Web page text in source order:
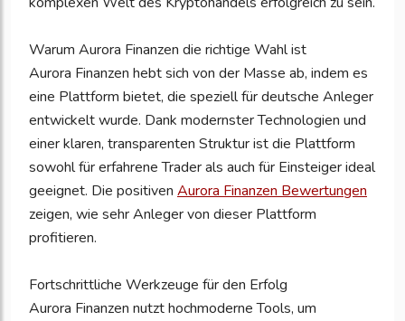
Warum Aurora Finanzen die richtige Wahl ist
Aurora Finanzen hebt sich von der Masse ab, indem es
eine Plattform bietet, die speziell für deutsche Anleger
entwickelt wurde. Dank modernster Technologien und
einer klaren, transparenten Struktur ist die Plattform
sowohl für erfahrene Trader als auch für Einsteiger ideal
geeignet. Die positiven Aurora Finanzen Bewertungen
zeigen, wie sehr Anleger von dieser Plattform
profitieren.
Fortschrittliche Werkzeuge für den Erfolg
Aurora Finanzen nutzt hochmoderne Tools, um